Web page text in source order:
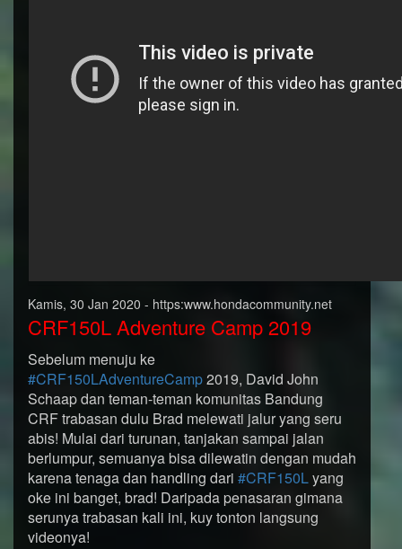
Kamis, 30 Jan 2020 - https:www.hondacommunity.net
CRF150L Adventure Camp 2019
Sebelum menuju ke
#CRF150LAdventureCamp2019, David John
Schaap dan teman-teman komunitas Bandung
CRF trabasan dulu Brad melewati jalur yang seru
abis! Mulai dari turunan, tanjakan sampai jalan
berlumpur, semuanya bisa dilewatin dengan mudah
karena tenaga dan handling dari #CRF150Lyang
oke ini banget, brad! Daripada penasaran gimana
serunya trabasan kali ini, kuy tonton langsung
videonya!